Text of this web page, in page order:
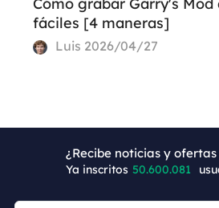
Cómo grabar Garry's Mod
fáciles [4 maneras]
Luis 2026/04/27
¿Recibe noticias y ofertas
Ya inscritos 50.600.082